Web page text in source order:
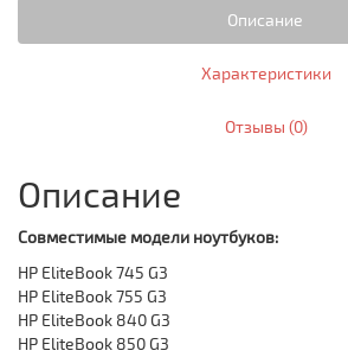
Описание
Характеристики
Отзывы (0)
Описание
Совместимые модели ноутбуков:
HP EliteBook 745 G3
HP EliteBook 755 G3
HP EliteBook 840 G3
HP EliteBook 850 G3